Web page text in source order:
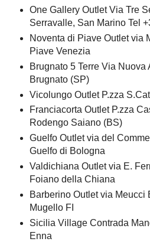
One Gallery Outlet Via Tre
Serravalle, San Marino Tel
Noventa di Piave Outlet via
Piave Venezia
Brugnato 5 Terre Via Nuova
Brugnato (SP)
Vicolungo Outlet P.zza
Franciacorta Outlet P.zza
Rodengo Saiano (BS)
Guelfo Outlet via del
Guelfo di Bologna
Valdichiana Outlet via E.
Foiano della Chiana
Barberino Outlet via Meucci
Mugello FI
Sicilia Village Contrada
Enna